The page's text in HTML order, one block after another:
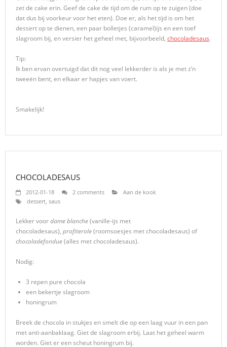
zet de cake erin. Geef de cake de tijd om de rum op te zuigen (doe
dat dus bij voorkeur voor het eten). Doe er, als het tijd is om het
dessert op te dienen, een paar bolletjes (caramel)ijs en een toef
slagroom bij, en versier het geheel met, bijvoorbeeld, chocoladesaus.
Tip:
Ik ben ervan overtuigd dat dit nog veel lekkerder is als je met z’n
tweeën bent, en elkaar er hapjes van voert.
Smakelijk!
CHOCOLADESAUS
2012-01-18 2 comments
Aan de kook
dessert, saus
Lekker voordame blanche(vanille-ijs met
chocoladesaus), profiterole(roomsoesjes met chocoladesaus) of
chocoladefondue(alles met chocoladesaus).
Nodig:
3 repen pure chocola
een bekertje slagroom
honingrum
Breek de chocola in stukjes en smelt die op een laag vuur in een pan
met anti-aanbaklaag. Giet de slagroom erbij. Laat het geheel warm
worden. Giet er een scheut honingrum bij.